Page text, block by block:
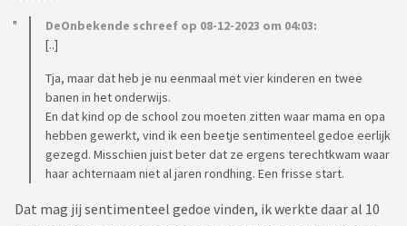
DeOnbekende schreef op 08-12-2023 om 04:03:
[..]
Tja, maar dat heb je nu eenmaal met vier kinderen en twee
banen in het onderwijs.
En dat kind op de school zou moeten zitten waar mama en opa
hebben gewerkt, vind ik een beetje sentimenteel gedoe eerlijk
gezegd. Misschien juist beter dat ze ergens terechtkwam waar
haar achternaam niet al jaren rondhing. Een frisse start.
Dat mag jij sentimenteel gedoe vinden, ik werkte daar al 10